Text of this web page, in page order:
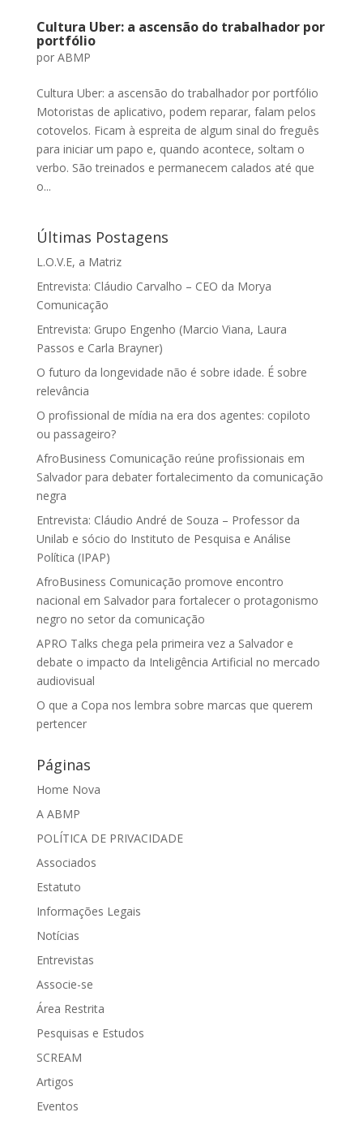
Cultura Uber: a ascensão do trabalhador por
portfólio
por ABMP
Cultura Uber: a ascensão do trabalhador por portfólio
Motoristas de aplicativo, podem reparar, falam pelos
cotovelos. Ficam à espreita de algum sinal do freguês
para iniciar um papo e, quando acontece, soltam o
verbo. São treinados e permanecem calados até que
o...
Últimas Postagens
L.O.V.E, a Matriz
Entrevista: Cláudio Carvalho – CEO da Morya
Comunicação
Entrevista: Grupo Engenho (Marcio Viana, Laura
Passos e Carla Brayner)
O futuro da longevidade não é sobre idade. É sobre
relevância
O profissional de mídia na era dos agentes: copiloto
ou passageiro?
AfroBusiness Comunicação reúne profissionais em
Salvador para debater fortalecimento da comunicação
negra
Entrevista: Cláudio André de Souza – Professor da
Unilab e sócio do Instituto de Pesquisa e Análise
Política (IPAP)
AfroBusiness Comunicação promove encontro
nacional em Salvador para fortalecer o protagonismo
negro no setor da comunicação
APRO Talks chega pela primeira vez a Salvador e
debate o impacto da Inteligência Artificial no mercado
audiovisual
O que a Copa nos lembra sobre marcas que querem
pertencer
Páginas
Home Nova
A ABMP
POLÍTICA DE PRIVACIDADE
Associados
Estatuto
Informações Legais
Notícias
Entrevistas
Associe-se
Área Restrita
Pesquisas e Estudos
SCREAM
Artigos
Eventos